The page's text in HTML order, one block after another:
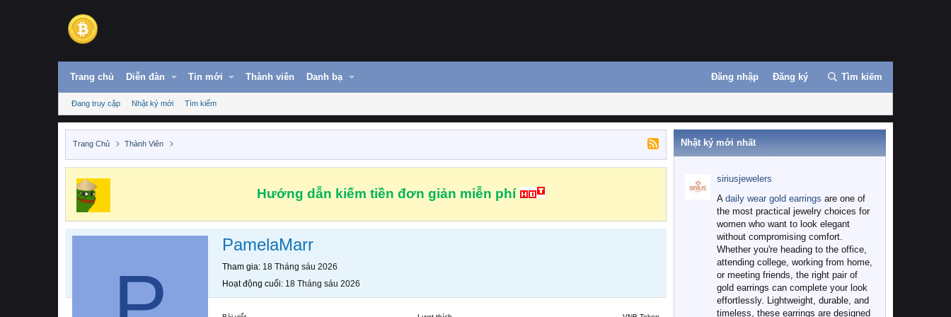
Trang chủ Diễn đàn Tin mới Thành viên Danh bạ Đăng nhập Đăng ký Tìm kiếm
Đang truy cập Nhật ký mới Tìm kiếm
Trang Chủ Thành Viên
Hướng dẫn kiếm tiền đơn giản miễn phí
PamelaMarr
Tham gia 18 Tháng sáu 2026
Hoạt động cuối 18 Tháng sáu 2026
Nhật ký mới nhất
siriusjewelers
A daily wear gold earrings are one of
the most practical jewelry choices for
women who want to look elegant
without compromising comfort.
Whether you're heading to the office,
attending college, working from home,
or meeting friends, the right pair of
gold earrings can complete your look
effortlessly. Lightweight, durable, and
timeless, these earrings are designed